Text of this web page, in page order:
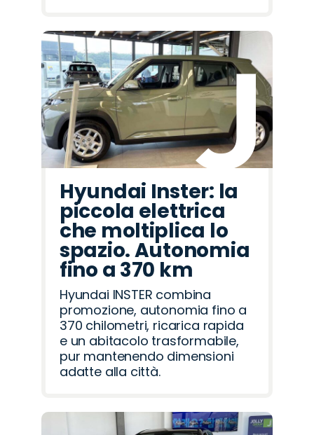
Hyundai Inster: la
piccola elettrica
che moltiplica lo
spazio. Autonomia
fino a 370 km
Hyundai INSTER combina
promozione, autonomia fino a
370 chilometri, ricarica rapida
e un abitacolo trasformabile,
pur mantenendo dimensioni
adatte alla città.